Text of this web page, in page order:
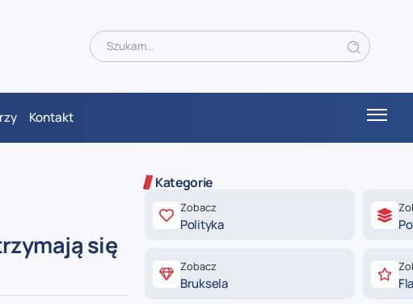
Kontakt
się
Kategorie
Zobacz
Polityka
Zobacz
Bruksela